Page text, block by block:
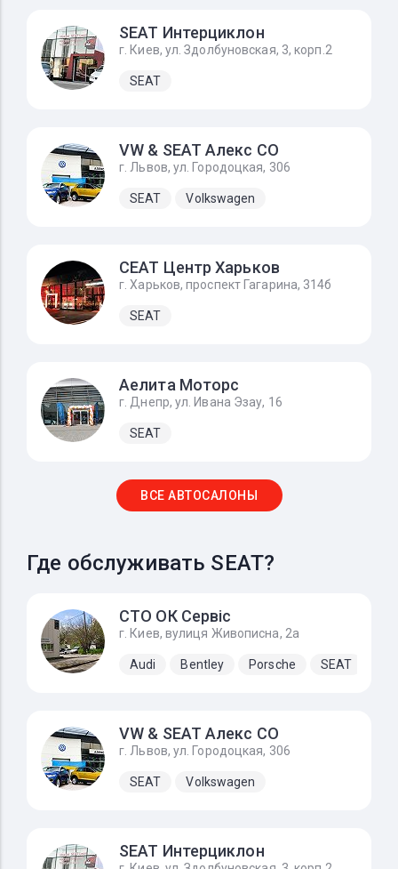
SEAT Интерциклон
г. Киев, ул. Здолбуновская, 3, корп.2
SEAT
VW & SEAT Алекс СО
г. Львов, ул. Городоцкая, 306
SEAT Volkswagen
СЕАТ Центр Харьков
г. Харьков, проспект Гагарина, 314б
SEAT
Аелита Моторс
г. Днепр, ул. Ивана Эзау, 16
SEAT
ВСЕ АВТОСАЛОНЫ
Где обслуживать SEAT?
СТО ОК Сервіс
г. Киев, вулиця Живописна, 2а
Audi Bentley Porsche SEAT
VW & SEAT Алекс СО
г. Львов, ул. Городоцкая, 306
SEAT Volkswagen
SEAT Интерциклон